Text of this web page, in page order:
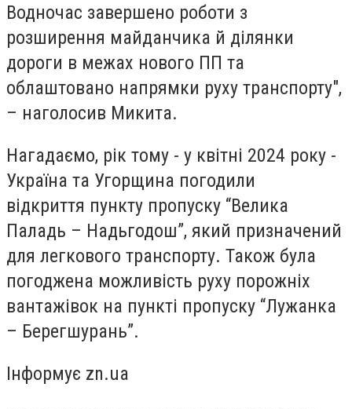
Водночас завершено роботи з
розширення майданчика й ділянки
дороги в межах нового ПП та
облаштовано напрямки руху транспорту",
– наголосив Микита.
Нагадаємо, рік тому - у квітні 2024 року -
Україна та Угорщина погодили
відкриття пункту пропуску “Велика
Паладь – Надьгодош”, який призначений
для легкового транспорту. Також була
погоджена можливість руху порожніх
вантажівок на пункті пропуску “Лужанка
– Берегшурань”.
Інформує zn.ua